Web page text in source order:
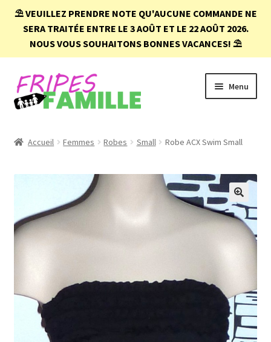
⛱️VEUILLEZ PRENDRE NOTE QU'AUCUNE COMMANDE NE
SERA TRAITÉE ENTRE LE 3 AOÛT ET LE 22 AOÛT 2026.
NOUS VOUS SOUHAITONS BONNES VACANCES! ⛱️
Aller
à
la
Aller
au
contenu
Menu
Conditions d’achat
FAQ
Liste de souhait
Nous contacter
Accueil Femmes Robes Small Robe ACX Swim Small
🔍